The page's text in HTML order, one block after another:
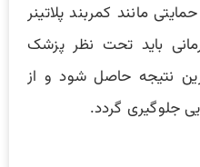
مانند کمربند پلاتینر
باید تحت نظر پزشک
نتیجه حاصل شود و از
جلوگیری گردد.